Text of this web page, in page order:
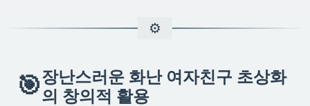
🎯장난스러운 화난 여자친구 초상화
의 창의적 활용